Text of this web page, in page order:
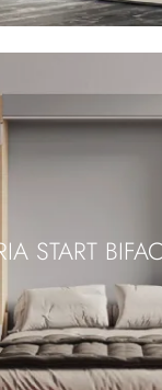
START